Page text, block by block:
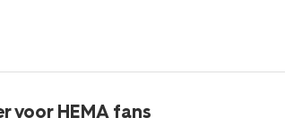
voor HEMA fans